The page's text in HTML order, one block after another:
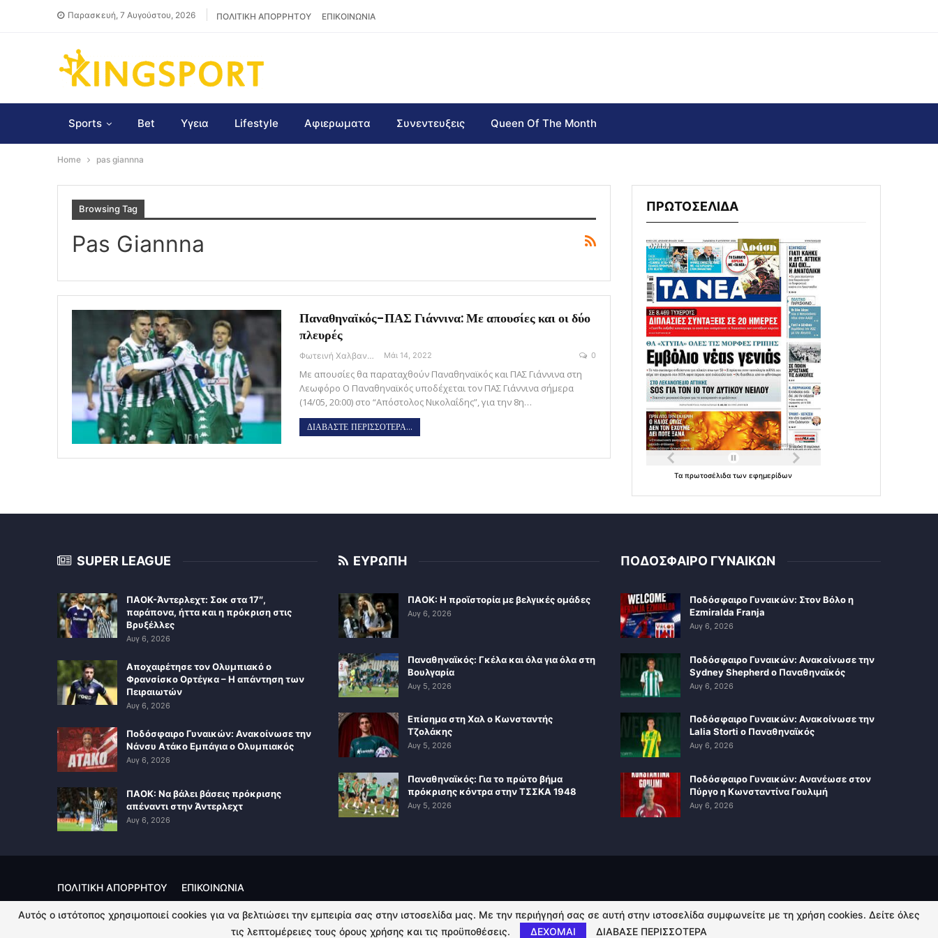
Παρασκευή, 7 Αυγούστου, 2026 ΠΟΛΙΤΙΚΗ ΑΠΟΡΡΗΤΟΥ ΕΠΙΚΟΙΝΩΝΙΑ
Sports Bet Υγεια Lifestyle Αφιερωματα Συνεντευξεις Queen Of The Month
Home pas giannna
Browsing Tag
Pas Giannna
Παναθηναϊκός-ΠΑΣ Γιάννινα: Με απουσίες και οι δύο
πλευρές
Φωτεινή Χαλβαντζή Μάι 14, 2022 0
Με απουσίες θα παραταχθούν Παναθηναϊκός και ΠΑΣ Γιάννινα στη
Λεωφόρο Ο Παναθηναϊκός υποδέχεται τον ΠΑΣ Γιάννινα σήμερα
(14/05, 20:00) στο “Απόστολος Νικολαΐδης”, για την 8η…
ΔΙΑΒΑΣΤΕ ΠΕΡΙΣΣΟΤΕΡΑ...
ΠΡΩΤΟΣΕΛΙΔΑ
Ταπρωτοσέλιδατωνεφημερίδων
SUPER LEAGUE
ΠΑΟΚ-Άντερλεχτ: Σοκ στα 17″,
παράπονα, ήττα και η πρόκριση στις
Βρυξέλλες
Αυγ 6, 2026
Αποχαιρέτησε τον Ολυμπιακό ο
Φρανσίσκο Ορτέγκα – Η απάντηση των
Πειραιωτών
Αυγ 6, 2026
Ποδόσφαιρο Γυναικών: Ανακοίνωσε την
Νάνσυ Ατάκο Εμπάγια ο Ολυμπιακός
Αυγ 6, 2026
ΠΑΟΚ: Να βάλει βάσεις πρόκρισης
απέναντι στην Άντερλεχτ
Αυγ 6, 2026
ΕΥΡΩΠΗ
ΠΑΟΚ: Η προϊστορία με βελγικές ομάδες
Αυγ 6, 2026
Παναθηναϊκός: Γκέλα και όλα για όλα στη
Βουλγαρία
Αυγ 5, 2026
Επίσημα στη Χαλ ο Κωνσταντής
Τζολάκης
Αυγ 5, 2026
Παναθηναϊκός: Για το πρώτο βήμα
πρόκρισης κόντρα στην ΤΣΣΚΑ 1948
Αυγ 5, 2026
ΠΟΔΟΣΦΑΙΡΟ ΓΥΝΑΙΚΩΝ
Ποδόσφαιρο Γυναικών: Στον Βόλο η
Ezmiralda Franja
Αυγ 6, 2026
Ποδόσφαιρο Γυναικών: Ανακοίνωσε την
Sydney Shepherd ο Παναθηναϊκός
Αυγ 6, 2026
Ποδόσφαιρο Γυναικών: Ανακοίνωσε την
Lalia Storti ο Παναθηναϊκός
Αυγ 6, 2026
Ποδόσφαιρο Γυναικών: Ανανέωσε στον
Πύργο η Κωνσταντίνα Γουλιμή
Αυγ 6, 2026
ΠΟΛΙΤΙΚΗ ΑΠΟΡΡΗΤΟΥ ΕΠΙΚΟΙΝΩΝΙΑ
© 2026 - Kingsport.gr. All Rights Reserved.
Αυτός ο ιστότοπος χρησιμοποιεί cookies για να βελτιώσει την εμπειρία σας στην ιστοσελίδα μας. Με την περιήγησή σας σε αυτή στην ιστοσελίδα συμφωνείτε με τη χρήση cookies. Δείτε όλες
τις λεπτομέρειες τους όρους χρήσης και τις προϋποθέσεις.
ΔΕΧΟΜΑΙ ΔΙΑΒΑΣΕ ΠΕΡΙΣΣΟΤΕΡΑ